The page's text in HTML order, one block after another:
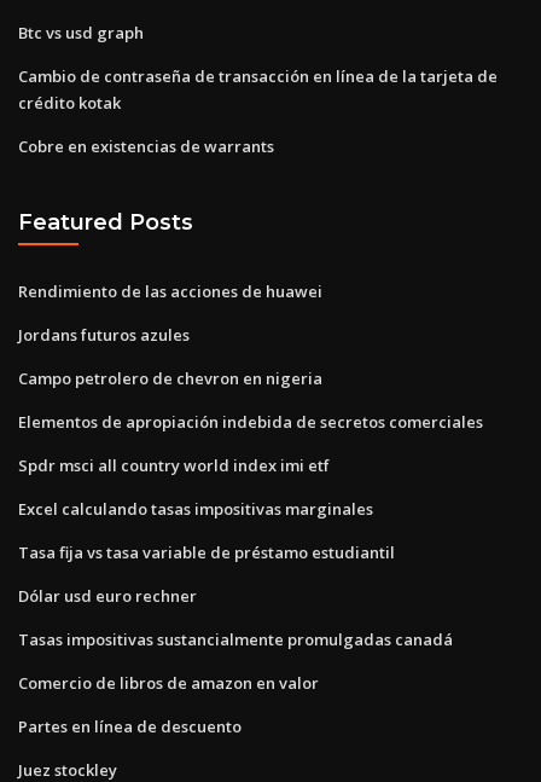
Btc vs usd graph
Cambio de contraseña de transacción en línea de la tarjeta de
crédito kotak
Cobre en existencias de warrants
Featured Posts
Rendimiento de las acciones de huawei
Jordans futuros azules
Campo petrolero de chevron en nigeria
Elementos de apropiación indebida de secretos comerciales
Spdr msci all country world index imi etf
Excel calculando tasas impositivas marginales
Tasa fija vs tasa variable de préstamo estudiantil
Dólar usd euro rechner
Tasas impositivas sustancialmente promulgadas canadá
Comercio de libros de amazon en valor
Partes en línea de descuento
Juez stockley